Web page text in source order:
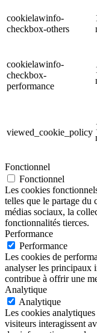
cookielawinfo-
checkbox-others
cookielawinfo-
checkbox-
performance
viewed_cookie_policy
Fonctionnel
Fonctionnel
Les cookies
telles que le partage du
médias sociaux, la
fonctionnalités tierces.
Performance
Performance
Les cookies de
analyser les principaux
contribue à offrir une
Analytique
Analytique
Les cookies
visiteurs interagissent